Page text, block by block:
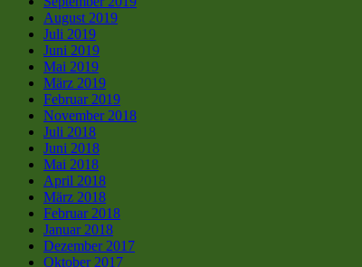
August 2019
Juli 2019
Juni 2019
Mai 2019
März 2019
Februar 2019
November 2018
Juli 2018
Juni 2018
Mai 2018
April 2018
März 2018
Februar 2018
Januar 2018
Dezember 2017
Oktober 2017